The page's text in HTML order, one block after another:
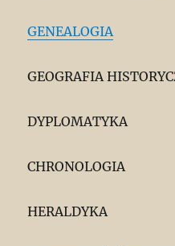
GENEALOGIA
GEOGRAFIA
DYPLOMATYKA
CHRONOLOGIA
HERALDYKA